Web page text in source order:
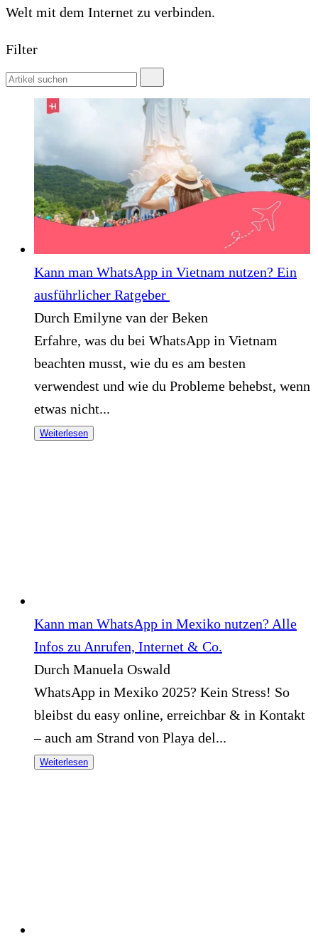
Welt mit dem Internet zu verbinden.
Filter
Kann man WhatsApp in Vietnam nutzen? Ein
ausführlicher Ratgeber
Durch Emilyne van der Beken
Erfahre, was du bei WhatsApp in Vietnam
beachten musst, wie du es am besten
verwendest und wie du Probleme behebst, wenn
etwas nicht...
Weiterlesen
Kann man WhatsApp in Mexiko nutzen? Alle
Infos zu Anrufen, Internet & Co.
Durch Manuela Oswald
WhatsApp in Mexiko 2025? Kein Stress! So
bleibst du easy online, erreichbar & in Kontakt
– auch am Strand von Playa del...
Weiterlesen